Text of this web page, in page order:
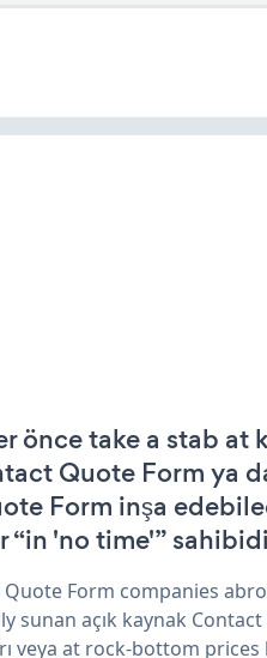
önce take a stab at
Quote Form ya
Form inşa
“in 'no time'”
Form companies
sunan açık kaynak
veya at rock-bottom prices